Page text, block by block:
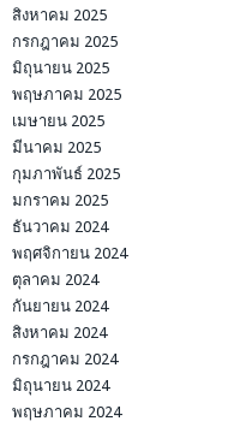
สิงหาคม 2025
กรกฎาคม 2025
มิถุนายน 2025
พฤษภาคม 2025
เมษายน 2025
มีนาคม 2025
กุมภาพันธ์ 2025
มกราคม 2025
ธันวาคม 2024
พฤศจิกายน 2024
ตุลาคม 2024
กันยายน 2024
สิงหาคม 2024
กรกฎาคม 2024
มิถุนายน 2024
พฤษภาคม 2024